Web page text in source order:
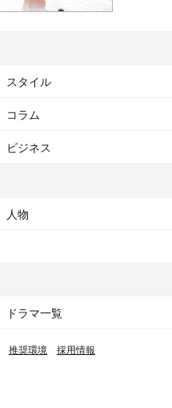
スタイル
コラム
ビジネス
人物
ドラマ一覧
推奨環境 採用情報